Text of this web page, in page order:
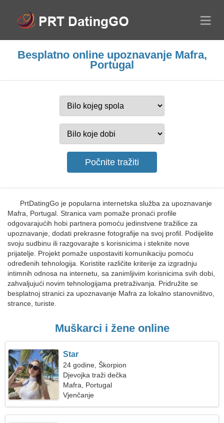
Besplatno online upoznavanje Mafra,
Portugal
PrtDatingGo je popularna internetska služba za upoznavanje
Mafra, Portugal. Stranica vam pomaže pronaći profile
odgovarajućih hobi partnera pomoću jedinstvene tražilice za
upoznavanje, dodati prekrasne fotografije na svoj profil. Podijelite
svoju sudbinu ili razgovarajte s korisnicima i steknite nove
prijatelje. Projekt pomaže uspostaviti komunikaciju pomoću
određenih tehnologija. Koristite različite kriterije za izgradnju
intimnih odnosa na internetu, sa zanimljivim korisnicima svih dobi,
zahvaljujući novim tehnologijama pretraživanja. Pridružite se
besplatnoj stranici za upoznavanje Mafra za lokalno stanovništvo,
strance, turiste.
Muškarci i žene online
Star
24 godine, Škorpion
Djevojka traži dečka
Mafra, Portugal
Vjenčanje